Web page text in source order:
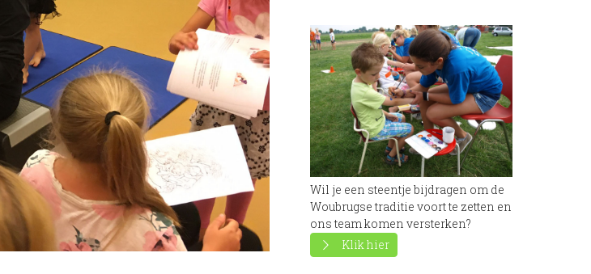
Wil je een steentje bijdragen om de
Woubrugse traditie voort te zetten en
ons team komen versterken?
Klik hier